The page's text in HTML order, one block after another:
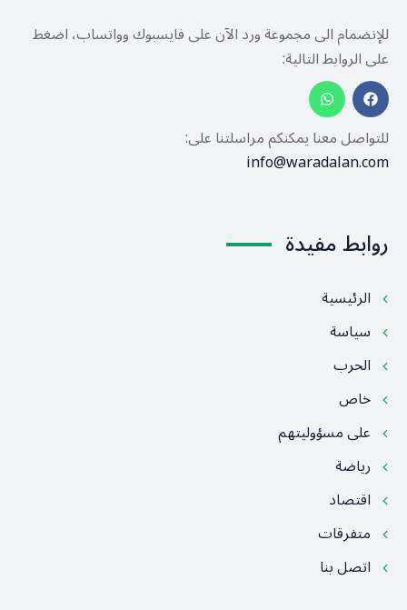
للإنضمام الى مجموعة ورد الآن على فايسبوك وواتساب، اضغط
على الروابط التالية:
للتواصل معنا يمكنكم مراسلتنا على:
info@waradalan.com
روابط مفيدة
الرئيسية
سياسة
الحرب
خاص
على مسؤوليتهم
رياضة
اقتصاد
متفرقات
اتصل بنا